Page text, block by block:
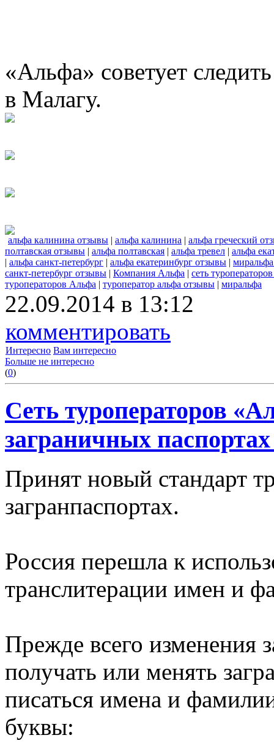
«Альфа» советует
в Малагу.
альфа калинина отзывы | альфа калинина | альфа греческий
полтавская отзывы | альфа полтавская | альфа тревел | альфа
| альфа санкт-петербург | альфа екатеринбург отзывы |
санкт-петербург отзывы | Компания Альфа | сеть
туроператоров Альфа | туроператор альфа отзывы | миральфа
22.09.2014 в 13:12
комментировать
Интересно Вам интересно
Больше не интересно
(0)
Сеть туроператоров
заграничных
Принят новый стандарт
загранпаспортах.
Россия перешла к
транслитерации имен и
Прежде всего изменения
получать или менять
писаться имена и
буквы: